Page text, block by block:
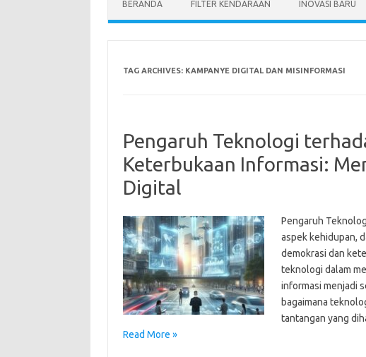
BERANDA FILTER KENDARAAN INOVASI BARU
TAG ARCHIVES: KAMPANYE DIGITAL DAN MISINFORMASI
Pengaruh Teknologi
Keterbukaan Informasi:
Digital
Pengaruh
aspek kehidupan,
demokrasi dan
teknologi dalam
informasi menjadi
bagaimana
tantangan yang
Read More »